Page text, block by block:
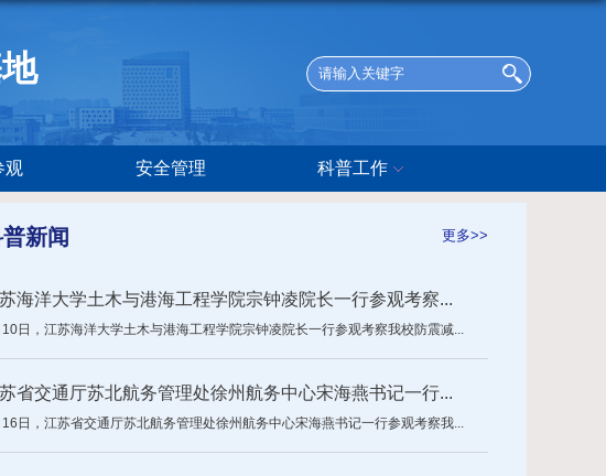
观 安全管理 科普工作
新闻 更多>>
海洋大学土木与港海工程学院宗钟凌院长一行参观考察...
10日，江苏海洋大学土木与港海工程学院宗钟凌院长一行参观考察我校防震减...
省交通厅苏北航务管理处徐州航务中心宋海燕书记一行...
日，江苏省交通厅苏北航务管理处徐州航务中心宋海燕书记一行参观考察我...